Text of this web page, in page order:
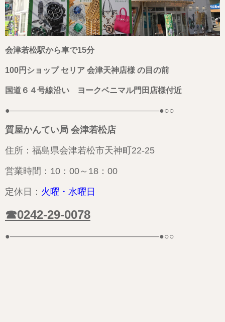
会津若松駅から車で15分
100円ショップ セリア 会津天神店様 の目の前
国道６４号線沿い ヨークベニマル門田店様付近
●——————————————————–●○○
質屋かんてい局 会津若松店
住所：福島県会津若松市天神町22-25
営業時間：10：00～18：00
定休日： 火曜・ 水曜日
☎0242-29-0078
●——————————————————–●○○